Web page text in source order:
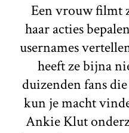
Een vrouw filmt
haar acties
usernames
heeft ze bijna
duizenden fans
kun je macht
Ankie Klut